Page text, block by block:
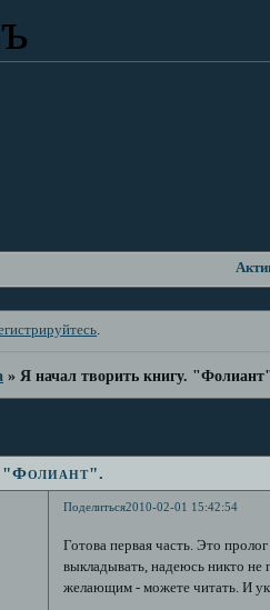
.
» Я начал творить книгу.
"Фолиант".
Поделиться2010-02-01 15:42:54
Готова первая часть. Это
выкладывать, надеюсь никто не
желающим - можете читать. И